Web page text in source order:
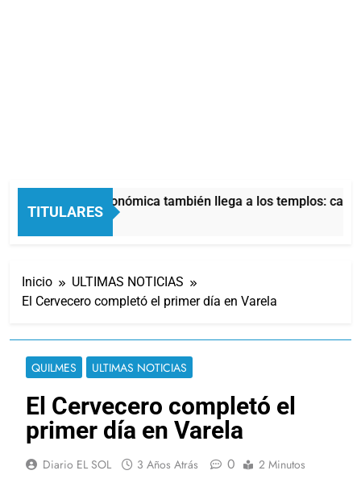
TITULARES
La crisis económica también llega a los templos: casi
5 Horas Atrás
Inicio
ULTIMAS NOTICIAS
El Cervecero completó el primer día en Varela
QUILMES ULTIMAS NOTICIAS
El Cervecero completó el
primer día en Varela
Diario EL SOL 3 Años Atrás 0 2 Minutos